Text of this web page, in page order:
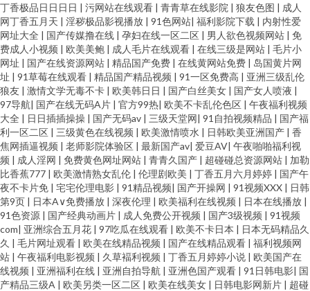
丁香极品日日日日 | 污网站在线观看 | 青青草在线影院 | 狼友色图 | 成人
网丁香五月天 | 淫秽极品影视播放 | 91色网站| 福利影院下载 | 内射性爱
网址大全 | 国产传媒撸在线 | 孕妇在线一区二区 | 男人欲色视频网站 | 免
费成人小视频 | 欧美美鲍 | 成人毛片在线观看 | 在线三级是网站 | 毛片小
网址 | 国产在线资源网站 | 精品国产免费 | 在线黄网站免费 | 岛国黄片网
址 | 91草莓在线观看 | 精品国产精品视频 | 91一区免费高 | 亚洲三级乱伦
狼友 | 激情文学无毒不卡 | 欧美韩日日 | 国产白丝美女 | 国产女人喷液 |
97导航| 国产在线无码A片 | 官方99热| 欧美不卡乱伦色区 | 午夜福利视频
大全 | 日日插插操操 | 国产无码av | 三级天堂网| 91自拍视频精品 | 国产福
利一区二区 | 三级黄色在线视频 | 欧美激情喷水 | 日韩欧美亚洲国产 | 香
焦网插逼视频 | 老师影院体验区 | 最新国产av| 爱豆AV| 午夜啪啪福利视
频 | 成人淫网 | 免费黄色网址网站 | 青青久国产 | 超碰碰总资源网站 | 加勒
比香蕉777 | 欧美激情熟女乱伦 | 伦理剧欧美 | 丁香五月六月婷婷 | 国产午
夜不卡片免 | 宅宅伦理电影 | 91精品视频| 国产开操网 | 91视频XXX | 日韩
第9页 | 日本A∨免费播放 | 深夜伦理 | 欧美福利在线视频 | 日本在线播放 |
91色资源 | 国产经典动画片 | 成人免费公开视频 | 国产3级视频 | 91视频
com| 亚洲综合五月花 | 97吃瓜在线观看 | 欧美不卡日本 | 日本无码精品久
久 | 毛片网址观看 | 欧美在线精品视频 | 国产在线精品观看 | 福利视频网
站 | 午夜福利电影视频 | 久草褔利视频 | 丁香五月婷婷小说 | 欧美国产在
线视频 | 亚洲福利在线 | 亚洲自拍导航 | 亚洲色国产观看 | 91日韩电影| 国
产精品三级A | 欧美另类一区二区 | 欧美在线美女 | 日韩电影网新片 | 超碰